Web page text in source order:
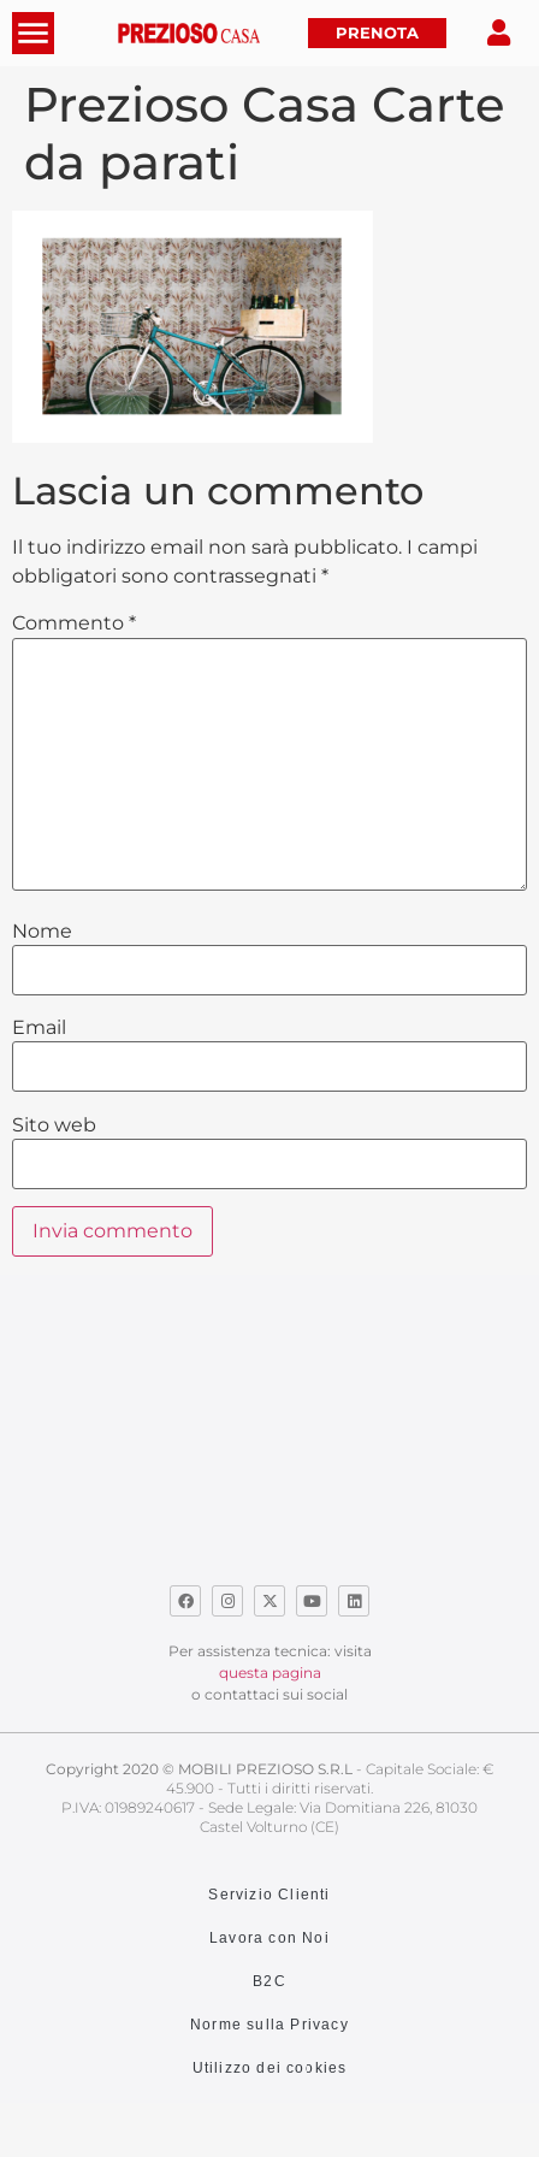
PRENOTA
Prezioso Casa Carte
da parati
Lascia un commento
Il tuo indirizzo email non sarà pubblicato. I campi
obbligatori sono contrassegnati *
Commento *
Nome
Email
Sito web
Per assistenza tecnica: visita
questa pagina
o contattaci sui social
Copyright 2020 © MOBILI PREZIOSO S.R.L - Capitale Sociale: €
45.900 - Tutti i diritti riservati.
P.IVA: 01989240617 - Sede Legale: Via Domitiana 226, 81030
Castel Volturno (CE)
Servizio Clienti
Lavora con Noi
B2C
Norme sulla Privacy
Utilizzo dei cookies